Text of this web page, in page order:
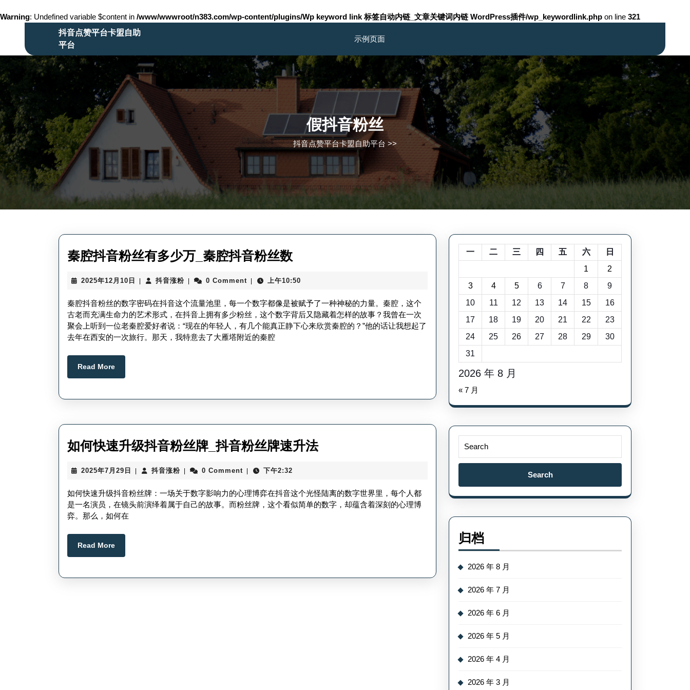
Warning: Undefined variable $content in /www/wwwroot/n383.com/wp-content/plugins/Wp keyword link 标签自动内链_文章关键词内链 WordPress插件/wp_keywordlink.php on line 321
抖音点赞平台卡盟自助
平台
示例页面
假抖音粉丝
抖音点赞平台卡盟自助平台 >>
秦腔抖音粉丝有多少万_秦腔抖音粉丝数秦
抖
音
粉
丝
秦
腔
抖
粉
丝
2025年12月10日
2025
12
月
10
日
抖音涨粉抖
涨
粉
0 Comment 上午10:50
秦腔抖音粉丝的数字密码在抖音这个流量池里，每一个数字都像是被赋予了一种神秘的力量。秦腔，这个
古老而充满生命力的艺术形式，在抖音上拥有多少粉丝，这个数字背后又隐藏着怎样的故事？我曾在一次
聚会上听到一位老秦腔爱好者说：“现在的年轻人，有几个能真正静下心来欣赏秦腔的？”他的话让我想起了
去年在西安的一次旅行。那天，我特意去了大雁塔附近的秦腔
Read MoreRead
More
如何快速升级抖音粉丝牌_抖音粉丝牌速升法如
速
升
2025年7月29日
2025
7
月
29
抖音涨粉抖
涨
粉
0 Comment 下午2:32
如何快速升级抖音粉丝牌：一场关于数字影响力的心理博弈在抖音这个光怪陆离的数字世界里，每个人都
是一名演员，在镜头前演绎着属于自己的故事。而粉丝牌，这个看似简单的数字，却蕴含着深刻的心理博
弈。那么，如何在
Read MoreRead
More
2026 年 8 月
一 二 三 四 五 六
日
1
2
3
4 5 6 7 8
9
10
11 12 13 14 15
16
17
18 19 20 21 22
23
24
25 26 27 28 29
30
31
« 7 月
Search
归档
2026 年 8 月
2026 年 7 月
2026 年 6 月
2026 年 5 月
2026 年 4 月
2026 年 3 月